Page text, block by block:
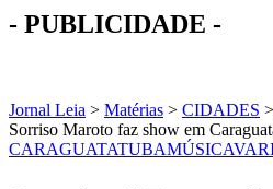
- PUBLICIDADE -
Jornal Leia > Matérias > CIDADES >
Sorriso Maroto faz show em
CARAGUATATUBAMÚSICA